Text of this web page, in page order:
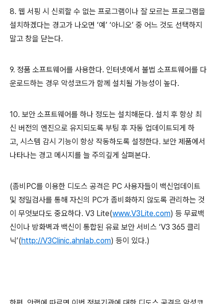
8. 웹 서핑 시 신뢰할 수 없는 프로그램이나 잘 모르는 프로그램을
설치하겠다는 경고가 나오면 ‘예’ ‘아니오’ 중 어느 것도 선택하지
말고 창을 닫는다.
9. 정품 소프트웨어를 사용한다. 인터넷에서 불법 소프트웨어를 다
운로드하는 경우 악성코드가 함께 설치될 가능성이 높다.
10. 보안 소프트웨어를 하나 정도는 설치해둔다. 설치 후 항상 최
신 버전의 엔진으로 유지되도록 부팅 후 자동 업데이트되게 하
고, 시스템 감시 기능이 항상 작동하도록 설정한다. 보안 제품에서
나타나는 경고 메시지를 늘 주의깊게 살펴본다.
(좀비 PC를 이용한 디도스 공격은 PC 사용자들이 백신업데이트
및 정밀검사를 통해 자신의 PC가 좀비화하지 않도록 관리하는 것
이 무엇보다도 중요하다. V3 Lite(www.V3Lite.com) 등 무료백
신이나 방화벽과 백신이 통합된 유료 보안 서비스 ‘V3 365 클리
닉’(http://V3Clinic.ahnlab.com) 등이 있다.)